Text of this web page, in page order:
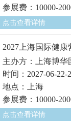
参展费：10000-
点击查看详情
2027上海国际健
主办方：上海博华
时间：2027-06-22-
地点：上海
参展费：10000-
点击查看详情